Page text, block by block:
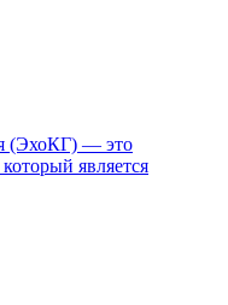
(ЭхоКГ) — это
является